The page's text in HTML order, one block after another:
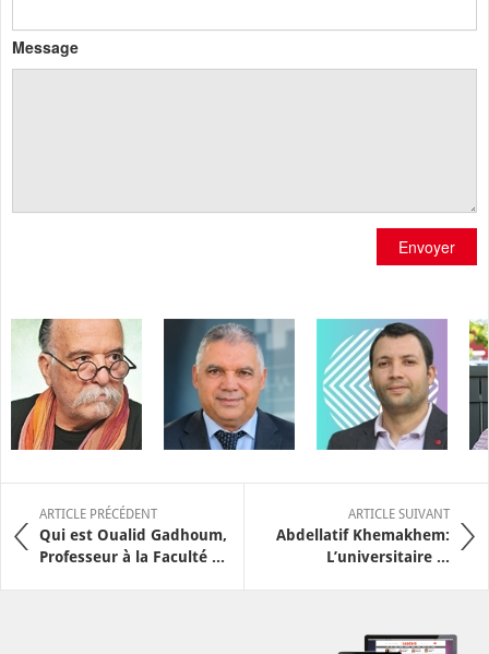
Message
Envoyer
ARTICLE PRÉCÉDENT
Qui est Oualid Gadhoum,
Professeur à la Faculté ...
ARTICLE SUIVANT
Abdellatif Khemakhem:
L’universitaire ...